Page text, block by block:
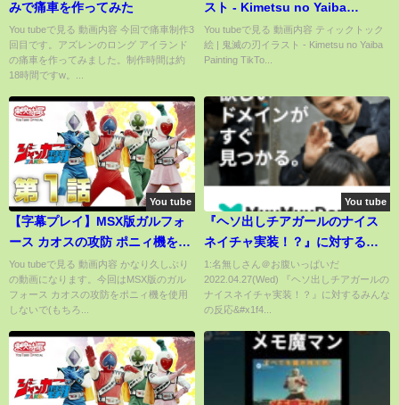
みで痛車を作ってみた
You tubeで見る 動画内容 今回で痛車制作3
回目です。アズレンのロング アイランド
の痛車を作ってみました。制作時間は約
18時間ですw。...
スト - Kimetsu no Yaiba
Painting TikTok
Awesome#2801
You tubeで見る 動画内容 ティックトック
絵 | 鬼滅の刃イラスト - Kimetsu no Yaiba
Painting TikTo...
You tube
【字幕プレイ】MSX版ガルフォ
ース カオスの攻防 ポニィ機を使
用しないでクリアを目指してみ
た。第1巻
You tubeで見る 動画内容 かなり久しぶり
の動画になります。今回はMSX版のガル
フォース カオスの攻防をポニィ機を使用
しないで(もちろ...
You tube
『ヘソ出しチアガールのナイス
ネイチャ実装！？』に対するみ
んなの反応🐎まとめ【ウマ娘プ
リティーダービー】【レイミ
ン】
1:名無しさん＠お腹いっぱいだ
2022.04.27(Wed) 『ヘソ出しチアガールの
ナイスネイチャ実装！？』に対するみんな
の反応&#x1f4...